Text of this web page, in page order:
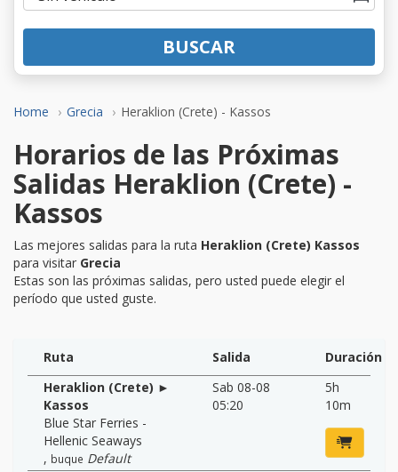
Home Grecia Heraklion (Crete) - Kassos
BUSCAR
Horarios de las Próximas
Salidas Heraklion (Crete) -
Kassos
Las mejores salidas para la ruta Heraklion (Crete) Kassos
para visitar Grecia
Estas son las próximas salidas, pero usted puede elegir el
período que usted guste.
Ruta Salida
Duración
Heraklion (Crete) ►
Kassos
Blue Star Ferries -
Hellenic Seaways
, buque Default
Sab 08-08
05:20
5h
10m